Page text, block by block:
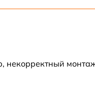
некорректный